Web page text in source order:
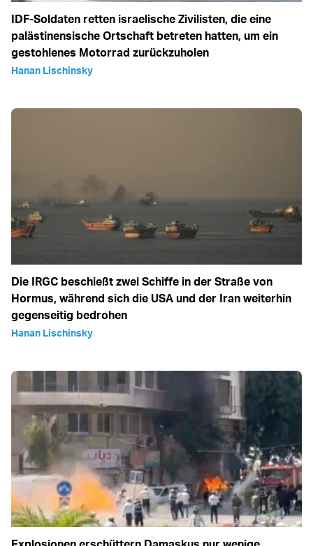
IDF-Soldaten retten israelische Zivilisten, die eine
palästinensische Ortschaft betreten hatten, um ein
gestohlenes Motorrad zurückzuholen
Hanan Lischinsky
Die IRGC beschießt zwei Schiffe in der Straße von
Hormus, während sich die USA und der Iran weiterhin
gegenseitig bedrohen
Hanan Lischinsky